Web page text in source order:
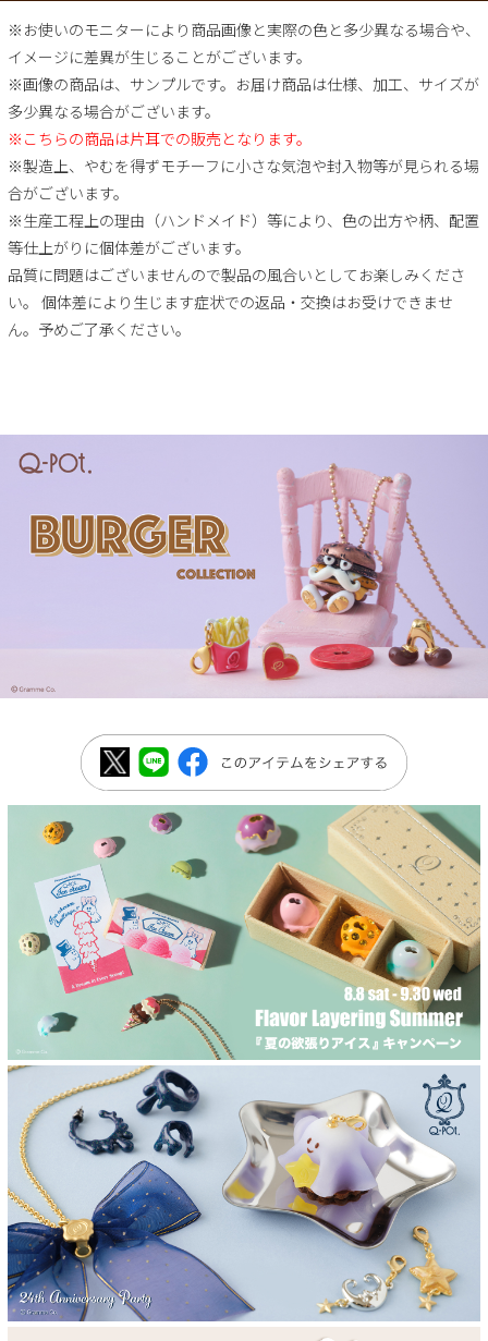
※お使いのモニターにより商品画像と実際の色と多少異なる場合や、
イメージに差異が生じることがございます。
※画像の商品は、サンプルです。お届け商品は仕様、加工、サイズが
多少異なる場合がございます。
※こちらの商品は片耳での販売となります。
※製造上、やむを得ずモチーフに小さな気泡や封入物等が見られる場
合がございます。
※生産工程上の理由（ハンドメイド）等により、色の出方や柄、配置
等仕上がりに個体差がございます。
品質に問題はございませんので製品の風合いとしてお楽しみくださ
い。 個体差により生じます症状での返品・交換はお受けできませ
ん。予めご了承ください。